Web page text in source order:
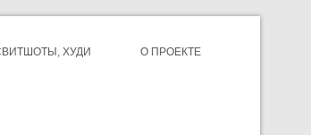
ХУДИ О ПРОЕКТЕ